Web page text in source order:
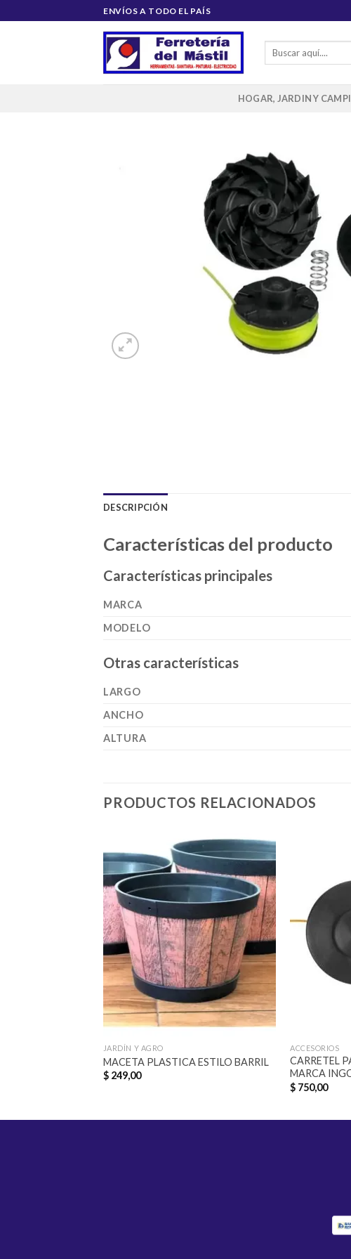
al
ENVÍOS A TODO EL PAÍS
Buscar
HOGAR, JARDIN Y
DESCRIPCIÓN
Características del producto
Características principales
MARCA
MODELO
Otras características
LARGO
ANCHO
ALTURA
PRODUCTOS RELACIONADOS
Añadir
a la
lista de
deseos
JARDÍN Y AGRO
MACETA PLASTICA ESTILO BARRIL
$249,00
ACCESORIOS
CARRETEL
MARCA
$ 750,00